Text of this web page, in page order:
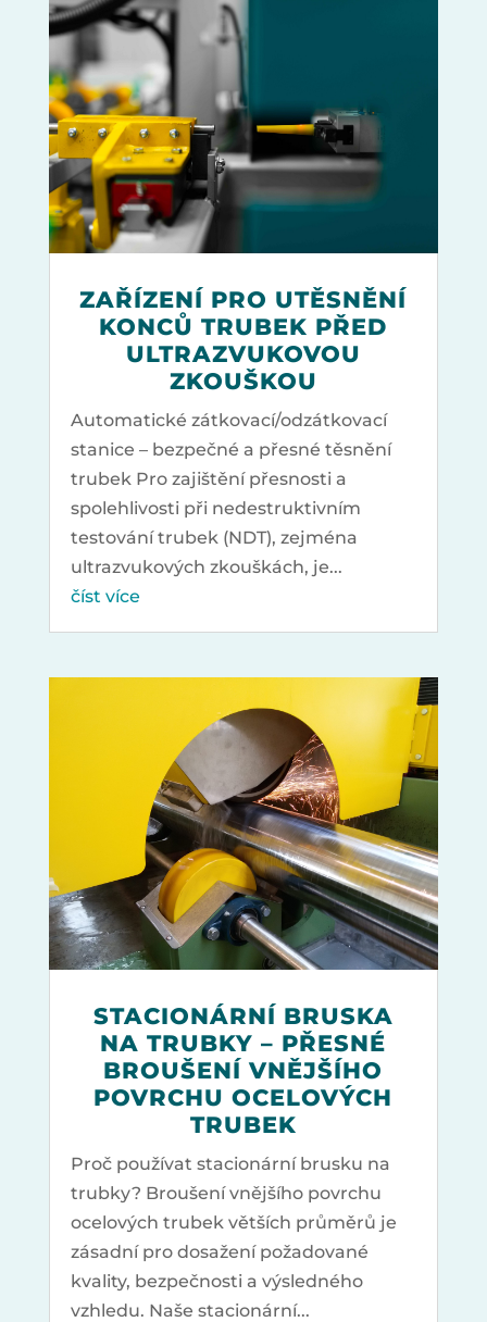
ZAŘÍZENÍ PRO UTĚSNĚNÍ
KONCŮ TRUBEK PŘED
ULTRAZVUKOVOU
ZKOUŠKOU
Automatické zátkovací/odzátkovací
stanice – bezpečné a přesné těsnění
trubek Pro zajištění přesnosti a
spolehlivosti při nedestruktivním
testování trubek (NDT), zejména
ultrazvukových zkouškách, je...
číst více
STACIONÁRNÍ BRUSKA
NA TRUBKY – PŘESNÉ
BROUŠENÍ VNĚJŠÍHO
POVRCHU OCELOVÝCH
TRUBEK
Proč používat stacionární brusku na
trubky? Broušení vnějšího povrchu
ocelových trubek větších průměrů je
zásadní pro dosažení požadované
kvality, bezpečnosti a výsledného
vzhledu. Naše stacionární...